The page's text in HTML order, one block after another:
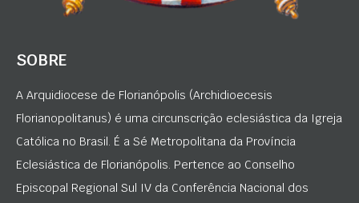
SOBRE
A Arquidiocese de Florianópolis (Archidioecesis
Florianopolitanus) é uma circunscrição eclesiástica da Igreja
Católica no Brasil. É a Sé Metropolitana da Província
Eclesiástica de Florianópolis. Pertence ao Conselho
Episcopal Regional Sul IV da Conferência Nacional dos